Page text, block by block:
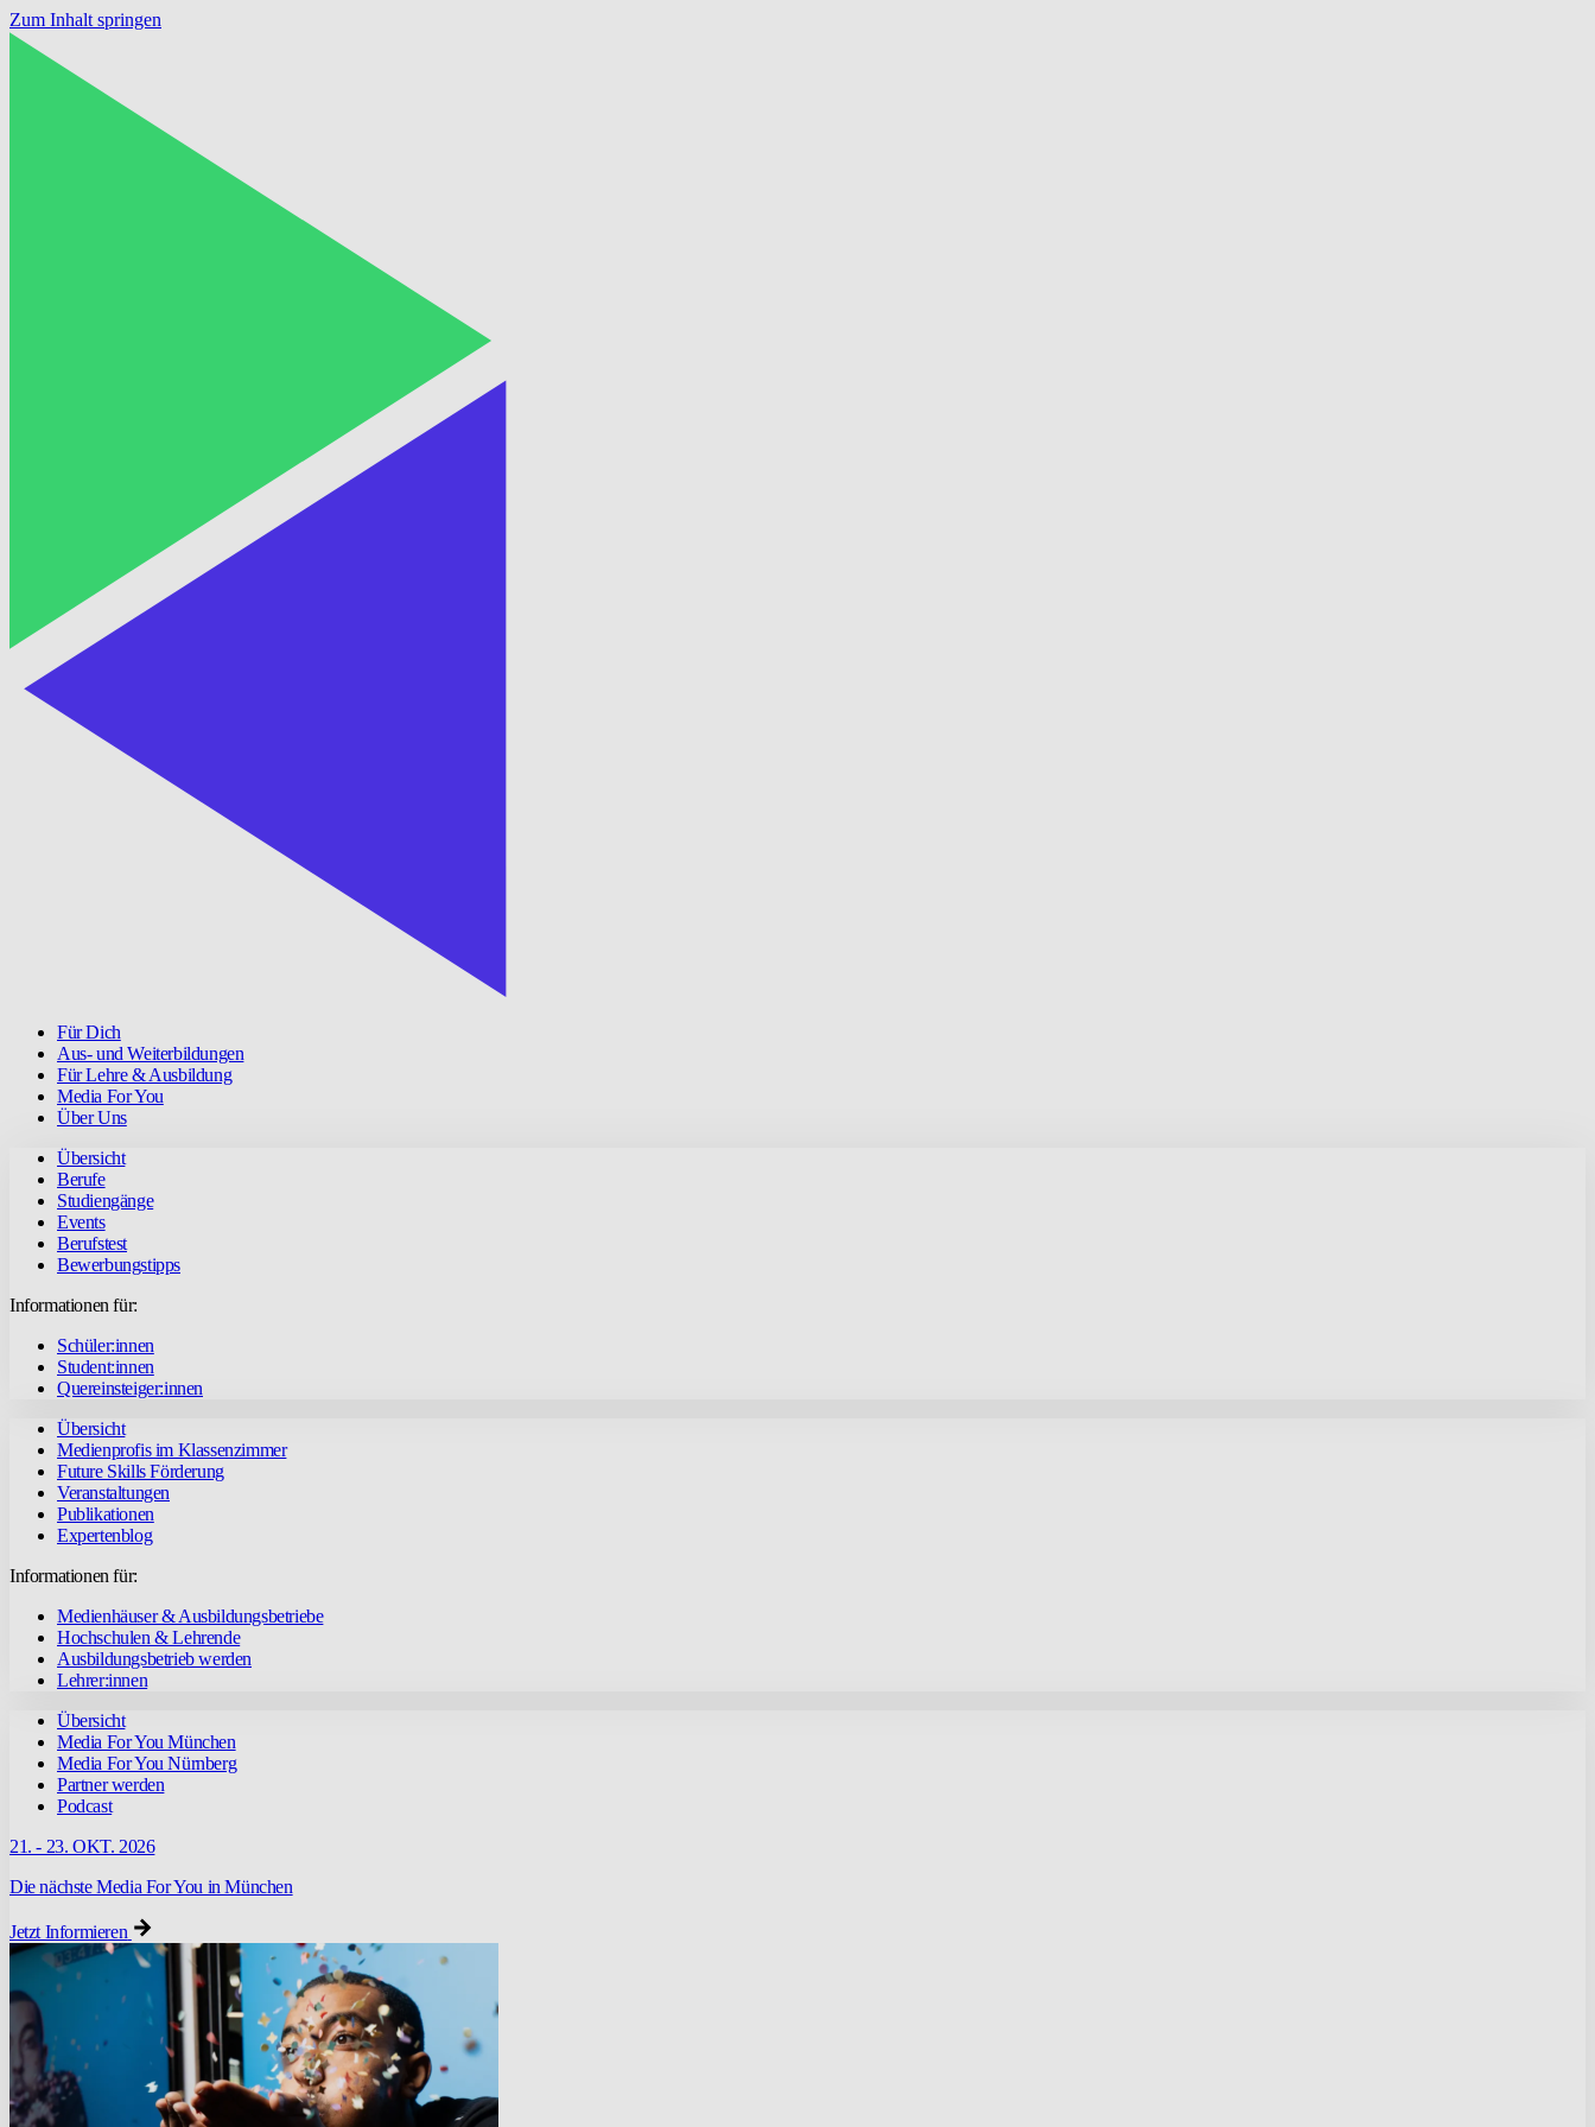
Zum Inhalt springen
Für Dich
Aus- und Weiterbildungen
Für Lehre & Ausbildung
Media For You
Über Uns
Übersicht
Berufe
Studiengänge
Events
Berufstest
Bewerbungstipps
Informationen für:
Schüler:innen
Student:innen
Quereinsteiger:innen
Übersicht
Medienprofis im Klassenzimmer
Future Skills Förderung
Veranstaltungen
Publikationen
Expertenblog
Informationen für:
Medienhäuser & Ausbildungsbetriebe
Hochschulen & Lehrende
Ausbildungsbetrieb werden
Lehrer:innen
Übersicht
Media For You München
Media For You Nürnberg
Partner werden
Podcast
21. - 23. OKT. 2026
Die nächste Media For You in München
Jetzt Informieren